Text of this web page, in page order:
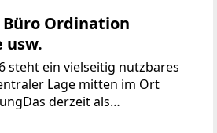
Ordination
usw.
steht ein vielseitig nutzbares
Lage mitten im Ort
derzeit als
betriebene Objekt befindet